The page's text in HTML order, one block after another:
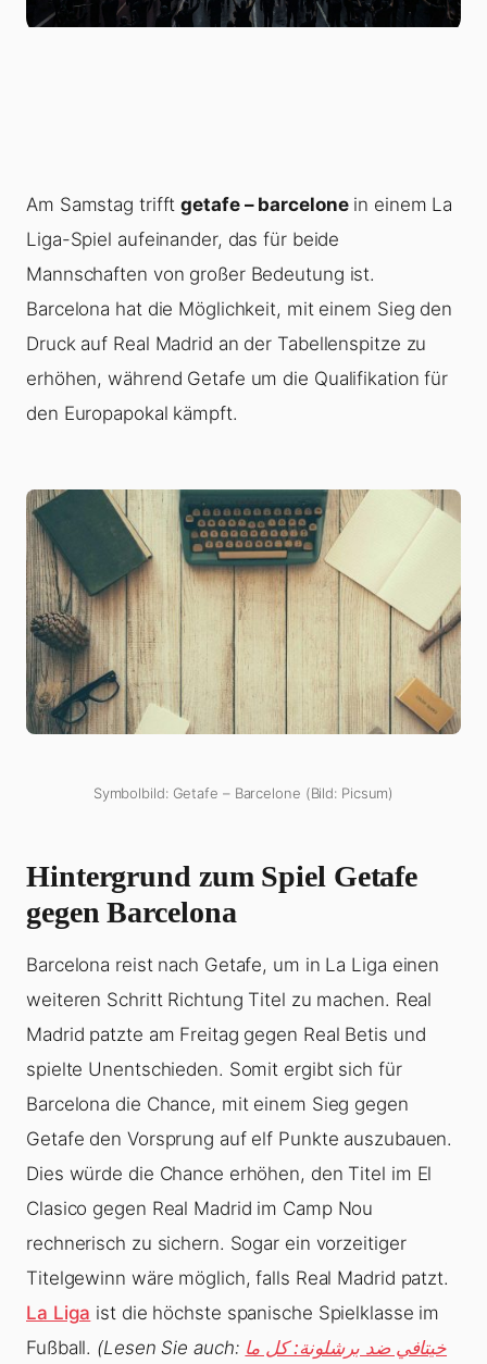
Am Samstag trifftgetafe – barcelonein einem La
Liga-Spiel aufeinander, das für beide
Mannschaften von großer Bedeutung ist.
Barcelona hat die Möglichkeit, mit einem Sieg den
Druck auf Real Madrid an der Tabellenspitze zu
erhöhen, während Getafe um die Qualifikation für
den Europapokal kämpft.
Symbolbild: Getafe – Barcelone (Bild: Picsum)
Hintergrund zum Spiel Getafe
gegen Barcelona
Barcelona reist nach Getafe, um in La Liga einen
weiteren Schritt Richtung Titel zu machen. Real
Madrid patzte am Freitag gegen Real Betis und
spielte Unentschieden. Somit ergibt sich für
Barcelona die Chance, mit einem Sieg gegen
Getafe den Vorsprung auf elf Punkte auszubauen.
Dies würde die Chance erhöhen, den Titel im El
Clasico gegen Real Madrid im Camp Nou
rechnerisch zu sichern. Sogar ein vorzeitiger
Titelgewinn wäre möglich, falls Real Madrid patzt.
La Liga ist die höchste spanische Spielklasse im
Fußball. (Lesen Sie auch: خيتافي ضد برشلونة: كل ما